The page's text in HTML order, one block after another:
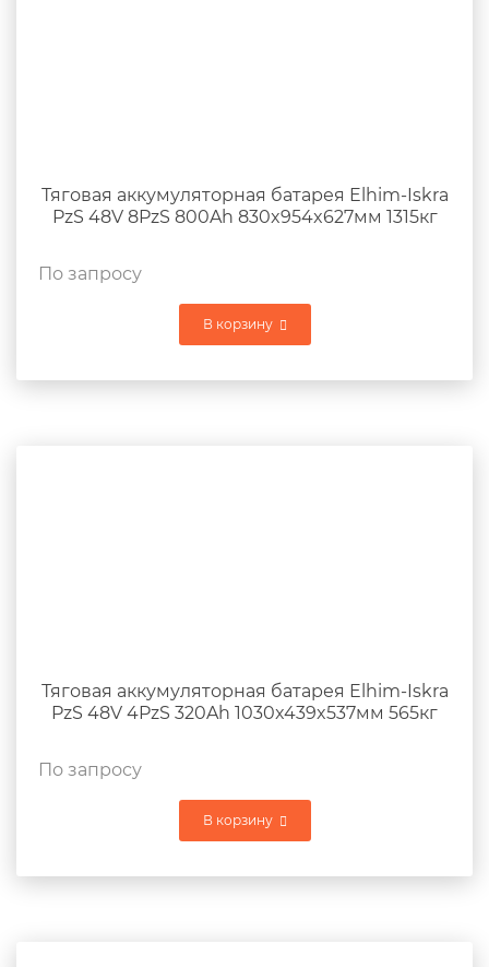
Тяговая аккумуляторная батарея Elhim-Iskra
PzS 48V 8PzS 800Ah 830x954x627мм 1315кг
По запросу
В корзину
Тяговая аккумуляторная батарея Elhim-Iskra
PzS 48V 4PzS 320Ah 1030x439x537мм 565кг
По запросу
В корзину